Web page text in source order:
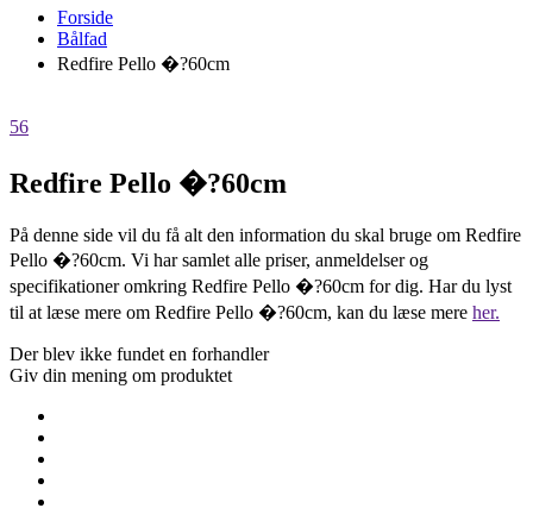
Forside
Bålfad
Redfire Pello �?60cm
56
Redfire Pello �?60cm
På denne side vil du få alt den information du skal bruge om Redfire
Pello �?60cm. Vi har samlet alle priser, anmeldelser og
specifikationer omkring Redfire Pello �?60cm for dig. Har du lyst
til at læse mere om Redfire Pello �?60cm, kan du læse mere her.
Der blev ikke fundet en forhandler
Giv din mening om produktet